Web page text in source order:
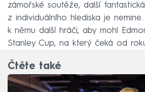
zámořské soutěže, další
z individuálního hlediska je
k němu další hráči, aby mohl
Stanley Cup, na který čeká od
Čtěte také